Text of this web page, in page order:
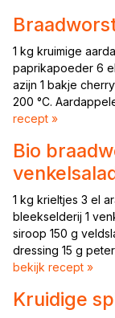
1 kg kruimige
paprikapoeder 6
azijn 1 bakje
200 °C.
recept »
Bio
1 kg krieltjes 3 el
bleekselderij 1
siroop 150 g
dressing 15 g
bekijk recept »
Kruidige